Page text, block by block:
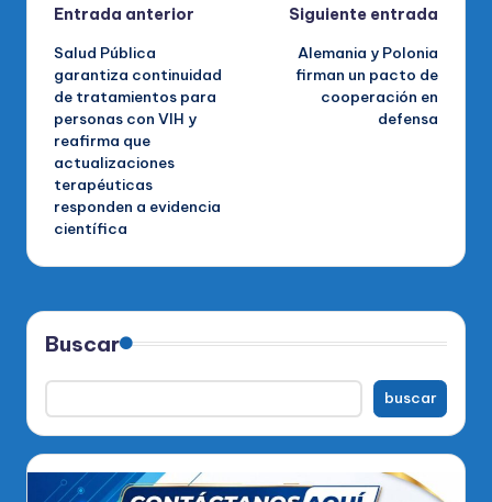
Navegación
de
entradas
Entrada anterior
Salud Pública
garantiza continuidad
de tratamientos para
personas con VIH y
reafirma que
actualizaciones
terapéuticas
responden a evidencia
científica
Siguiente entrada
Alemania y Polonia
firman un pacto de
cooperación en
defensa
Buscar
buscar